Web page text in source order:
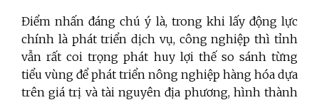
Điểm nhấn đáng chú ý là, trong khi lấy động lực
chính là phát triển dịch vụ, công nghiệp thì tỉnh
vẫn rất coi trọng phát huy lợi thế so sánh từng
tiểu vùng để phát triển nông nghiệp hàng hóa dựa
trên giá trị và tài nguyên địa phương, hình thành